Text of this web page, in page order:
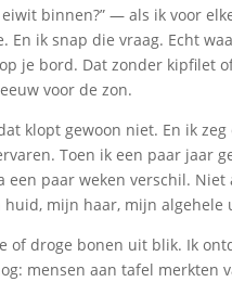
binnen?” — als ik voor
En ik snap die vraag. Echt
je bord. Dat zonder kipfilet
voor de zon.
klopt gewoon niet. En ik
Toen ik een paar jaar
een paar weken verschil.
mijn haar, mijn algehele
of droge bonen uit blik. Ik
mensen aan tafel merkten